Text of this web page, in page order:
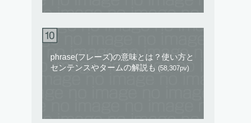
phrase(フレーズ)の意味とは？使い方と
センテンスやタームの解説も (58,307pv)